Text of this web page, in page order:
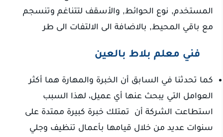
المستخدم, نوع الحوائط, والأسقف لتتناغم وتنسجم
مع باقي المحيط, بالاضافة الى الالتفات الى طر
فني معلم بلاط بالعين
كما تحدثنا في السابق أن الخبرة والمهارة هما أكثر
العوامل التي يبحث عنها أي عميل، لهذا السبب
استطاعت الشركة أن تمتلك خبرة كبيرة ممتدة على
سنوات عديد من خلال قيامها بأعمال تنظيف وجلي